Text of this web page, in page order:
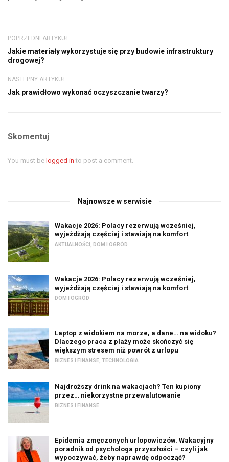
POPRZEDNI ARTYKUŁ
Jakie materiały wykorzystuje się przy budowie infrastruktury
drogowej?
NASTEPNY ARTYKUŁ
Jak prawidłowo wykonać oczyszczanie twarzy?
Skomentuj
You must be logged in to post a comment.
Najnowsze w serwisie
Wakacje 2026: Polacy rezerwują wcześniej,
wyjeżdżają częściej i stawiają na komfort
AKTUALNOŚCI DOM I OGRÓD
Wakacje 2026: Polacy rezerwują wcześniej,
wyjeżdżają częściej i stawiają na komfort
DOM I OGRÓD
Laptop z widokiem na morze, a dane… na widoku?
Dlaczego praca z plaży może skończyć się
większym stresem niż powrót z urlopu
BIZNES I FINANSE TECHNOLOGIA
Najdroższy drink na wakacjach? Ten kupiony
przez… niekorzystne przewalutowanie
BIZNES I FINANSE
Epidemia zmęczonych urlopowiczów. Wakacyjny
poradnik od psychologa przyszłości – czyli jak
wypoczywać, żeby naprawdę odpocząć?